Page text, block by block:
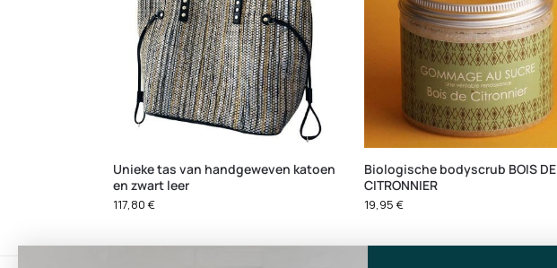
Unieke tas van handgeweven katoen
en zwart leer
117,80€
Biologische bodyscrub BOIS DE
CITRONNIER
19,95€